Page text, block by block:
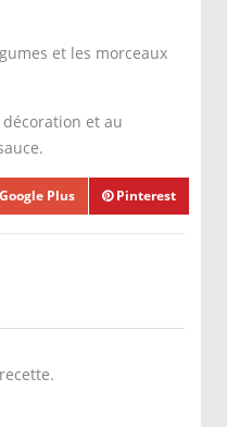
et les morceaux
et au
Google Plus Pinterest